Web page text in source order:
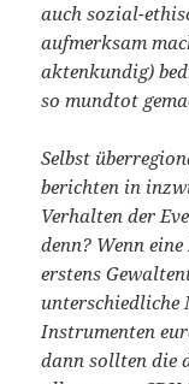
auch sozial-
aufmerksam
aktenkundig)
so mundtot
Selbst
berichten in
Verhalten der
denn? Wenn
erstens
unterschiedliche
Instrumenten
dann sollten die